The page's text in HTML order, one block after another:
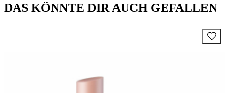
DAS KÖNNTE DIR AUCH GEFALLEN